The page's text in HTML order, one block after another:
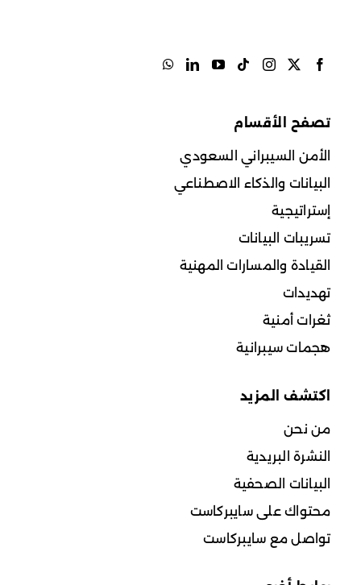
تصفح الأقسام
الأمن السيبراني السعودي
البيانات والذكاء الاصطناعي
إستراتيجية
تسريبات البيانات
القيادة والمسارات المهنية
تهديدات
ثغرات أمنية
هجمات سيبرانية
اكتشف المزيد
من نحن
النشرة البريدية
البيانات الصحفية
محتواك على سايبركاست
تواصل مع سايبركاست